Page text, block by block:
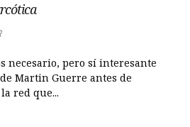
necesario, pero sí interesante
Martin Guerre antes de
red que...